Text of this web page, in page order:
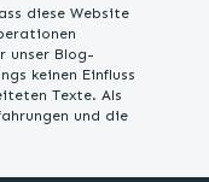
diese Website
unser Blog-
keinen Einfluss
Texte. Als
und die